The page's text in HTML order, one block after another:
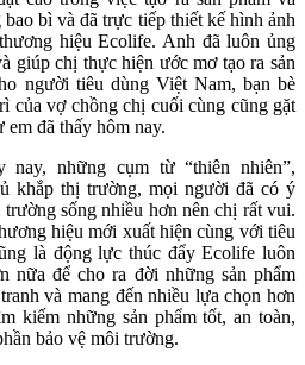
bì và đã trực tiếp thiết kế hình ảnh
hiệu Ecolife. Anh đã luôn ủng
giúp chị thực hiện ước mơ tạo ra sản
người tiêu dùng Việt Nam, bạn bè
của vợ chồng chị cuối cùng cũng gặt
đã thấy hôm nay.
nay, những cụm từ “thiên nhiên”,
khắp thị trường, mọi người đã có ý
sống nhiều hơn nên chị rất vui.
hiệu mới xuất hiện cùng với tiêu
là động lực thúc đẩy Ecolife luôn
nữa để cho ra đời những sản phẩm
và mang đến nhiều lựa chọn hơn
kiếm những sản phẩm tốt, an toàn,
bảo vệ môi trường.